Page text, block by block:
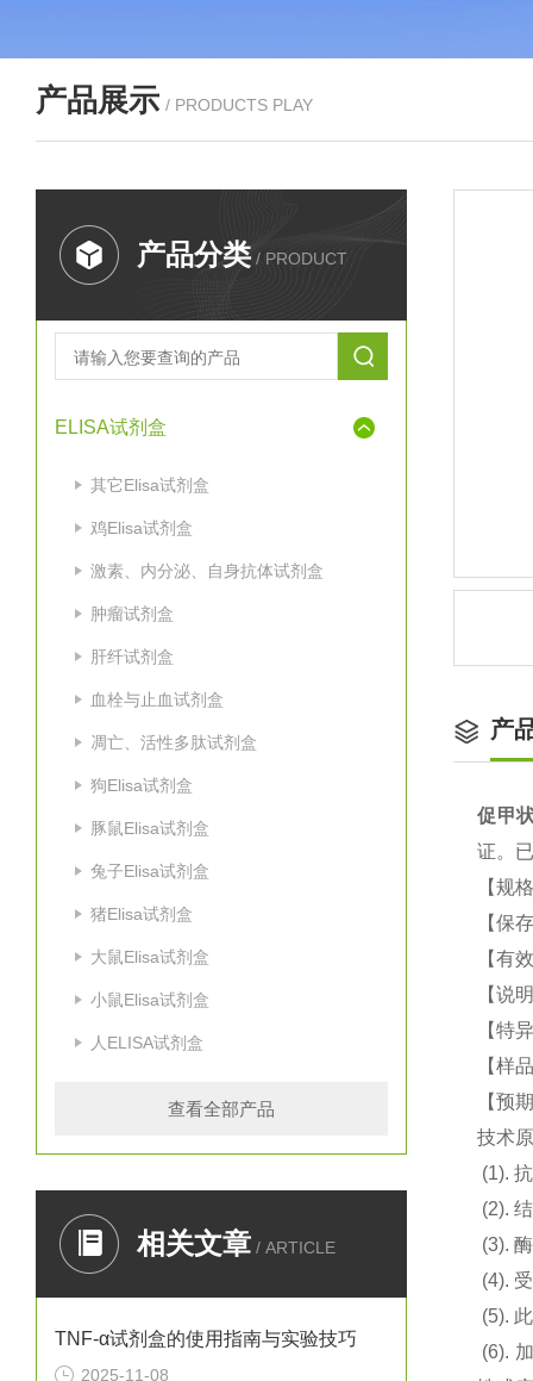
产品展示 / PRODUCTS PLAY
产品分类 / PRODUCT
ELISA试剂盒
其它Elisa试剂盒
鸡Elisa试剂盒
激素、内分泌、自身抗体试剂盒
肿瘤试剂盒
肝纤试剂盒
血栓与止血试剂盒
凋亡、活性多肽试剂盒
狗Elisa试剂盒
豚鼠Elisa试剂盒
兔子Elisa试剂盒
猪Elisa试剂盒
大鼠Elisa试剂盒
小鼠Elisa试剂盒
人ELISA试剂盒
查看全部产品
相关文章 / ARTICLE
TNF-α试剂盒的使用指南与实验技巧
2025-11-08
产
促甲
证。
【规
【保
【有
【说
【特
【样
【预
技术
(1).
(2).
(3).
(4).
(5).
(6).